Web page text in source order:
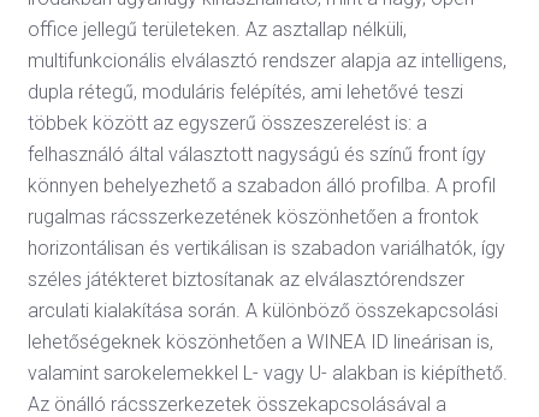
office jellegű területeken. Az asztallap nélküli,
multifunkcionális elválasztó rendszer alapja az intelligens,
dupla rétegű, moduláris felépítés, ami lehetővé teszi
többek között az egyszerű összeszerelést is: a
felhasználó által választott nagyságú és színű front így
könnyen behelyezhető a szabadon álló profilba. A profil
rugalmas rácsszerkezetének köszönhetően a frontok
horizontálisan és vertikálisan is szabadon variálhatók, így
széles játékteret biztosítanak az elválasztórendszer
arculati kialakítása során. A különböző összekapcsolási
lehetőségeknek köszönhetően a WINEA ID lineárisan is,
valamint sarokelemekkel L- vagy U- alakban is kiépíthető.
Az önálló rácsszerkezetek összekapcsolásával a